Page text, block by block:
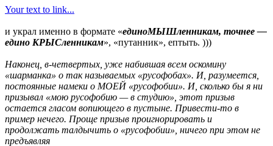
Your text to link...
и украл именно в формате «единоМЫШленникам, точнее —
едино КРЫСленникам», «путанник», ептыть. )))
Наконец, в-четвертых, уже набившая всем оскомину
«шарманка» о так называемых «русофобах». И, разумеется,
постоянные намеки о МОЕЙ «русофобии». И, сколько бы я ни
призывал «мою русофобию — в студию», этот призыв
остается гласом вопиющего в пустыне. Привести-то в
пример нечего. Проще призыв проигнорировать и
продолжать талдычить о «русофобии», ничего при этом не
предъявляя